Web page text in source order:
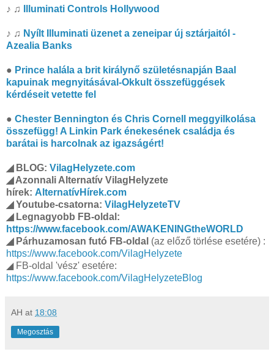
♪ ♫ Illuminati Controls Hollywood
♪ ♫ Nyílt Illuminati üzenet a zeneipar új sztárjaitól -
Azealia Banks
● Prince halála a brit királynő születésnapján Baal
kapuinak megnyitásával-Okkult összefüggések
kérdéseit vetette fel
● Chester Bennington és Chris Cornell meggyilkolása
összefügg! A Linkin Park énekesének családja és
barátai is harcolnak az igazságért!
◢ BLOG: VilagHelyzete.com
◢ Azonnali Alternatív VilagHelyzete
hírek: AlternatívHírek.com
◢ Youtube-csatorna: VilagHelyzeteTV
◢ Legnagyobb FB-oldal:
https://www.facebook.com/AWAKENINGtheWORLD
◢ Párhuzamosan futó FB-oldal (az előző törlése esetére) :
https://www.facebook.com/VilagHelyzete
◢ FB-oldal 'vész' esetére:
https://www.facebook.com/VilagHelyzeteBlog
AH at 18:08
Megosztás